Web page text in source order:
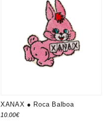
XANAX ● Roca Balboa
10.00€